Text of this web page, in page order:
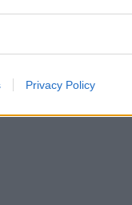
Privacy Policy